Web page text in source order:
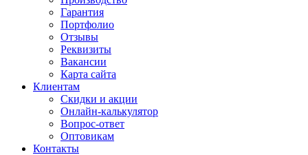
Гарантия
Портфолио
Отзывы
Реквизиты
Вакансии
Карта сайта
Клиентам
Скидки и акции
Онлайн-калькулятор
Вопрос-ответ
Оптовикам
Контакты